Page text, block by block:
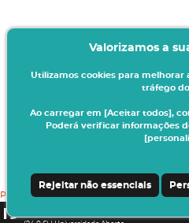
POLíTICA PRIVACIDADE
Valorizamos a
Utilizamos cookies para melhorar
tráfego
Ao carregar em [Aceitar todos],
Poderá verificar informações
Rejeitar não essenciais